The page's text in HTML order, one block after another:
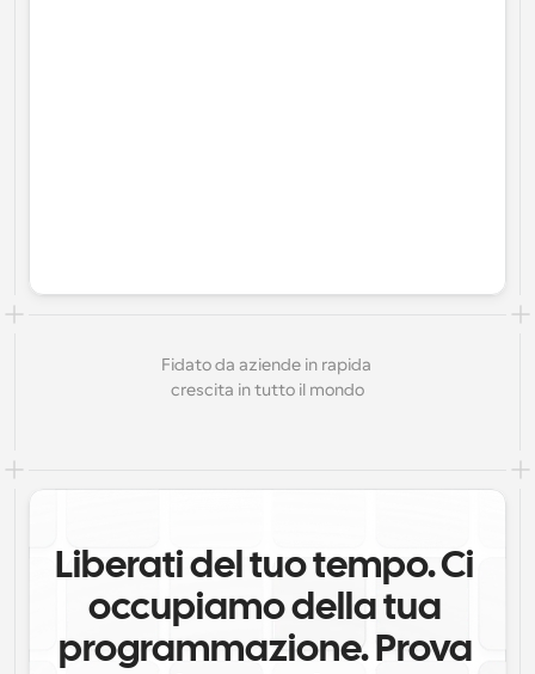
Fidato da aziende in rapida
crescita in tutto il mondo
Liberati del tuo tempo. Ci
occupiamo della tua
programmazione. Prova